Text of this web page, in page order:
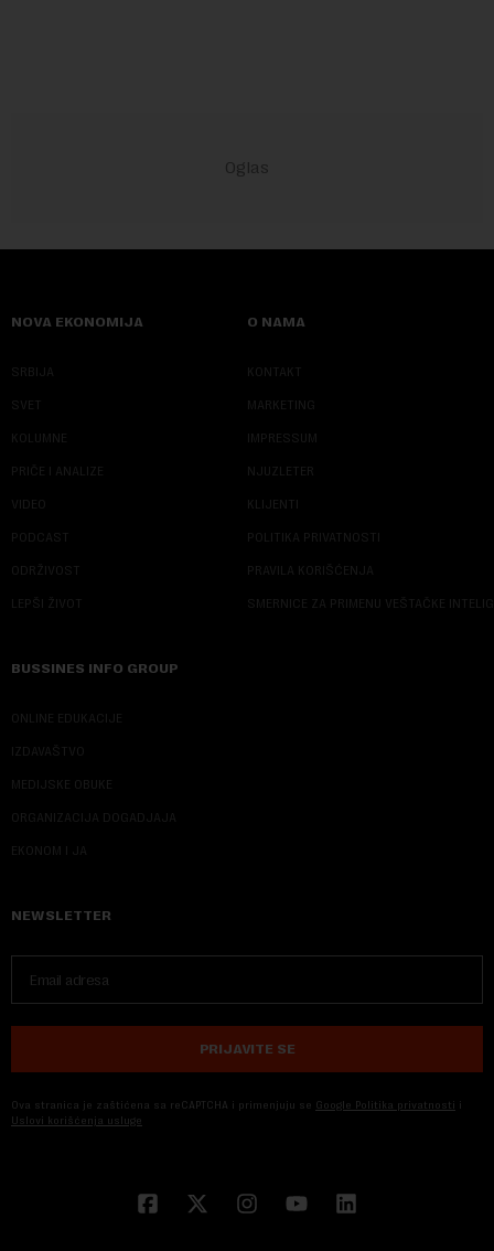
NOVA EKONOMIJA
SRBIJA
SVET
KOLUMNE
PRIČE I ANALIZE
VIDEO
PODCAST
ODRŽIVOST
LEPŠI ŽIVOT
O NAMA
KONTAKT
MARKETING
IMPRESSUM
NJUZLETER
KLIJENTI
POLITIKA PRIVATNOSTI
PRAVILA KORIŠĆENJA
SMERNICE ZA PRIMENU VEŠTAČKE
BUSSINES INFO GROUP
ONLINE EDUKACIJE
IZDAVAŠTVO
MEDIJSKE OBUKE
ORGANIZACIJA DOGADJAJA
EKONOM I JA
NEWSLETTER
PRIJAVITE SE
Ova stranica je zaštićena sa reCAPTCHA i primenjuju se Google Politika privatnosti i
Uslovi korišćenja usluge